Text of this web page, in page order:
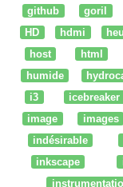
github
goril
HD
hdmi
host
html
humide
i3
icebreaker
image
images
indésirable
inkscape